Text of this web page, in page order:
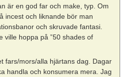
är en god far och make, typ. Om
incest och liknande bör man
och skruvade fantasi.
ville hoppa på ”50 shades of
fars/mors/alla hjärtans dag. Dagar
handla och konsumera mera. Jag